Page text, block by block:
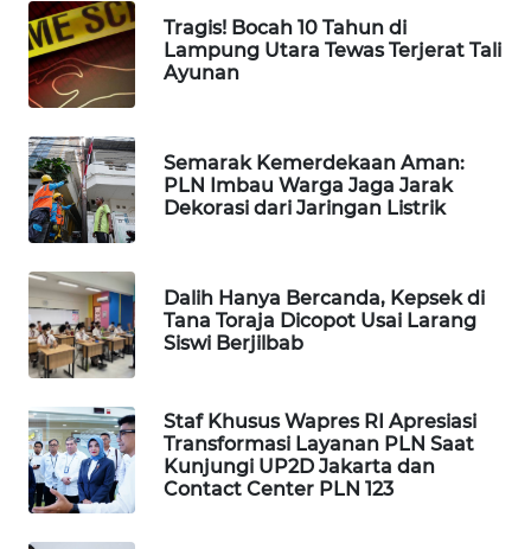
Tragis! Bocah 10 Tahun di
Lampung Utara Tewas Terjerat Tali
Ayunan
Semarak Kemerdekaan Aman:
PLN Imbau Warga Jaga Jarak
Dekorasi dari Jaringan Listrik
Dalih Hanya Bercanda, Kepsek di
Tana Toraja Dicopot Usai Larang
Siswi Berjilbab
Staf Khusus Wapres RI Apresiasi
Transformasi Layanan PLN Saat
Kunjungi UP2D Jakarta dan
Contact Center PLN 123
WN
BORNEO
Wahana
Media
Group
WAHANA
NEWS
WAHANA
TANI
WAHANA
ADVOKAT
WAHANA
INFRASTRUKTUR